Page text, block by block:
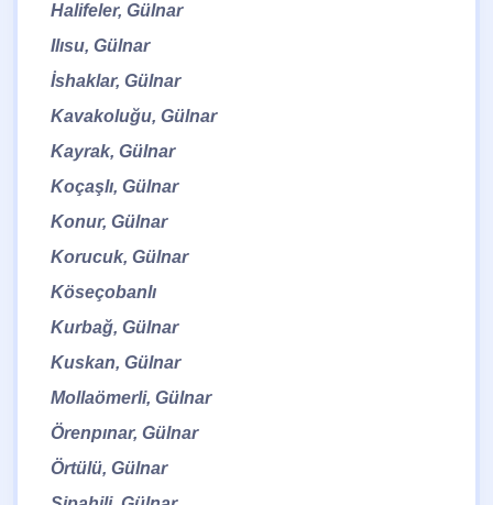
Halifeler, Gülnar
Ilısu, Gülnar
İshaklar, Gülnar
Kavakoluğu, Gülnar
Kayrak, Gülnar
Koçaşlı, Gülnar
Konur, Gülnar
Korucuk, Gülnar
Köseçobanlı
Kurbağ, Gülnar
Kuskan, Gülnar
Mollaömerli, Gülnar
Örenpınar, Gülnar
Örtülü, Gülnar